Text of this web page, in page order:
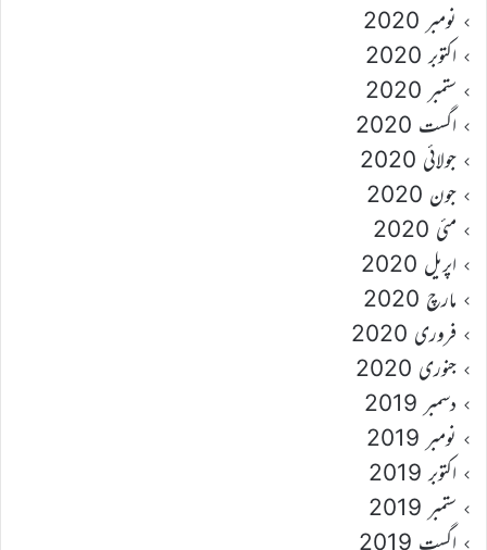
نومبر 2020
اکتوبر 2020
ستمبر 2020
اگست 2020
جولائی 2020
جون 2020
مئی 2020
اپریل 2020
مارچ 2020
فروری 2020
جنوری 2020
دسمبر 2019
نومبر 2019
اکتوبر 2019
ستمبر 2019
اگست 2019